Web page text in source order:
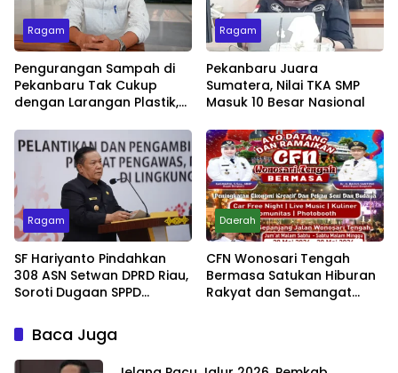
Ragam
Pengurangan Sampah di
Pekanbaru Tak Cukup
dengan Larangan Plastik,
Jadi Penentu
Ragam
Pekanbaru Juara
Sumatera, Nilai TKA SMP
Masuk 10 Besar Nasional
Ragam
SF Hariyanto Pindahkan
308 ASN Setwan DPRD Riau,
Soroti Dugaan SPPD
Daerah
CFN Wonosari Tengah
Bermasa Satukan Hiburan
Rakyat dan Semangat
Baca Juga